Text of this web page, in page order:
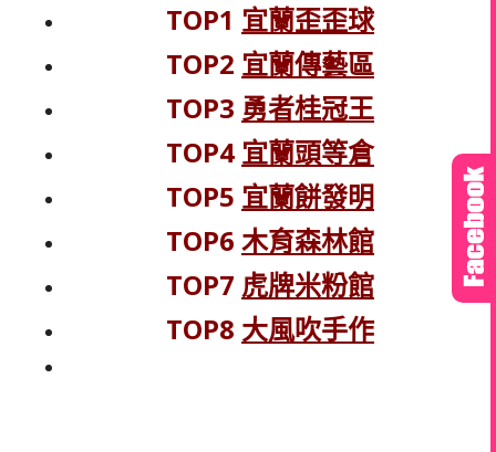
TOP1 宜蘭歪歪球
TOP2 宜蘭傳藝區
TOP3 勇者桂冠王
TOP4 宜蘭頭等倉
TOP5 宜蘭餅發明
TOP6 木育森林館
TOP7 虎牌米粉館
TOP8 大風吹手作